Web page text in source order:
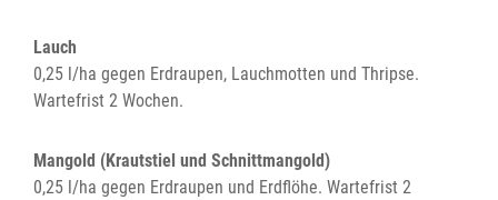
Lauch
0,25 l/ha gegen Erdraupen, Lauchmotten und Thripse.
Wartefrist 2 Wochen.
Mangold (Krautstiel und Schnittmangold)
0,25 l/ha gegen Erdraupen und Erdflöhe. Wartefrist 2